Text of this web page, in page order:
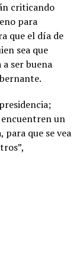
criticando
para
que el día de
sea que
ser buena
un
que se vea